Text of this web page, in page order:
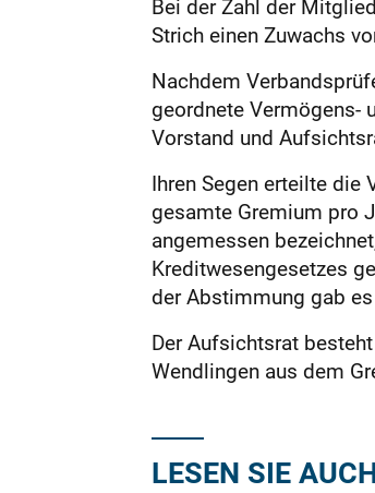
Bei der Zahl der
Strich einen Zuwachs
Nachdem
geordnete Vermögens-
Vorstand und
Ihren Segen erteilte die
gesamte Gremium pro
angemessen
Kreditwesengesetzes
der Abstimmung gab
Der Aufsichtsrat
Wendlingen aus dem
LESEN SIE